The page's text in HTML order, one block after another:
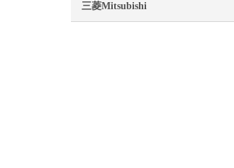
三菱Mitsubishi